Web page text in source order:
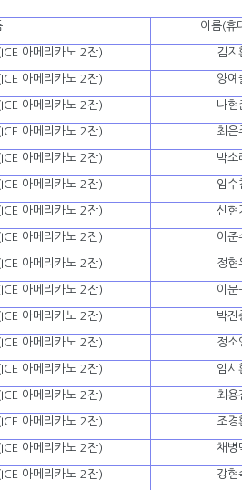
이름(휴
아메리카노 2잔) 김
아메리카노 2잔) 양
아메리카노 2잔) 나
아메리카노 2잔) 최
아메리카노 2잔) 박
아메리카노 2잔) 임
아메리카노 2잔) 신
아메리카노 2잔) 이
아메리카노 2잔) 정
아메리카노 2잔) 이
아메리카노 2잔) 박
아메리카노 2잔) 정
아메리카노 2잔) 임
아메리카노 2잔) 최
아메리카노 2잔) 조
아메리카노 2잔) 채
아메리카노 2잔) 강